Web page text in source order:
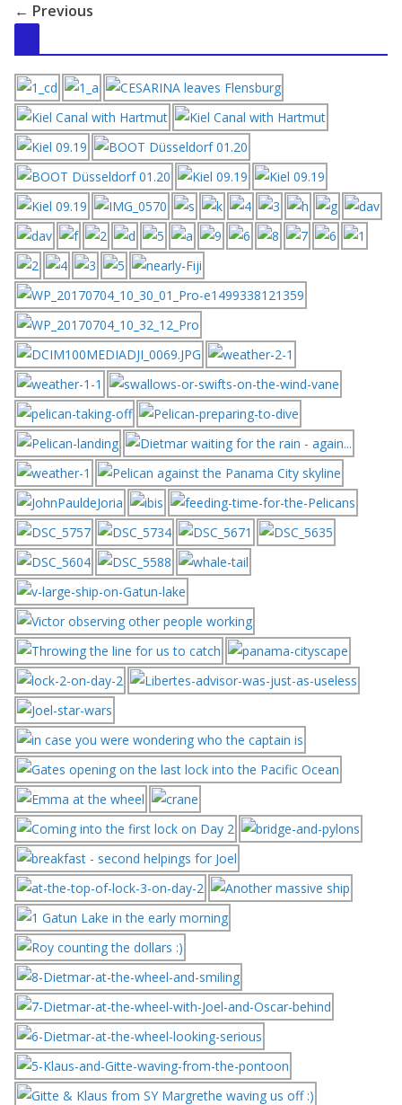
← Previous